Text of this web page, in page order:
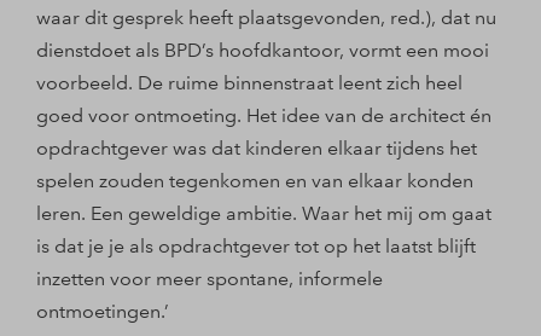
waar dit gesprek heeft plaatsgevonden, red.), dat nu
dienstdoet als BPD’s hoofdkantoor, vormt een mooi
voorbeeld. De ruime binnenstraat leent zich heel
goed voor ontmoeting. Het idee van de architect én
opdrachtgever was dat kinderen elkaar tijdens het
spelen zouden tegenkomen en van elkaar konden
leren. Een geweldige ambitie. Waar het mij om gaat
is dat je je als opdrachtgever tot op het laatst blijft
inzetten voor meer spontane, informele
ontmoetingen.’